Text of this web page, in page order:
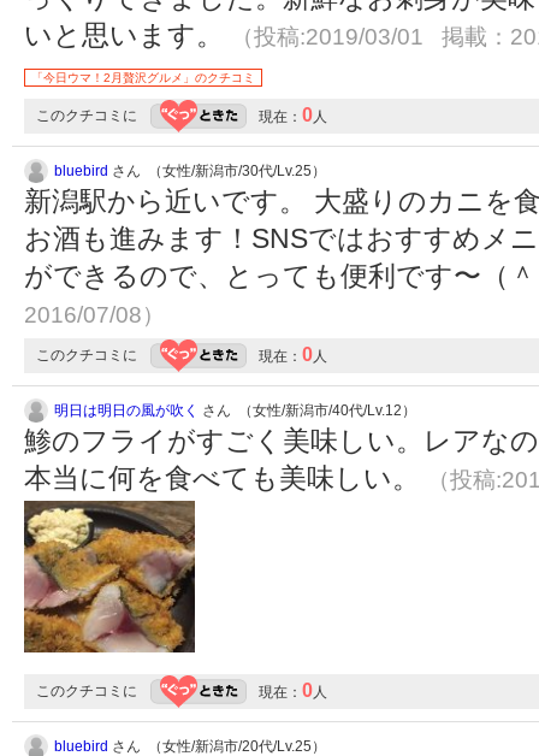
いと思います。
（投稿:2019/03/01 掲載：
「今日ウマ！2月贅沢グルメ」のクチコミ
このクチコミに 現在： 0 人
bluebird さん （女性/新潟市/30代/Lv.25）
新潟駅から近いです。 大盛りのカニを
お酒も進みます！SNSではおすすめメ
ができるので、とっても便利です〜（
2016/07/08）
このクチコミに 現在： 0 人
明日は明日の風が吹く さん （女性/新潟市/40代/Lv.12）
鯵のフライがすごく美味しい。レアな
本当に何を食べても美味しい。
（投稿
このクチコミに 現在： 0 人
bluebird さん （女性/新潟市/20代/Lv.25）